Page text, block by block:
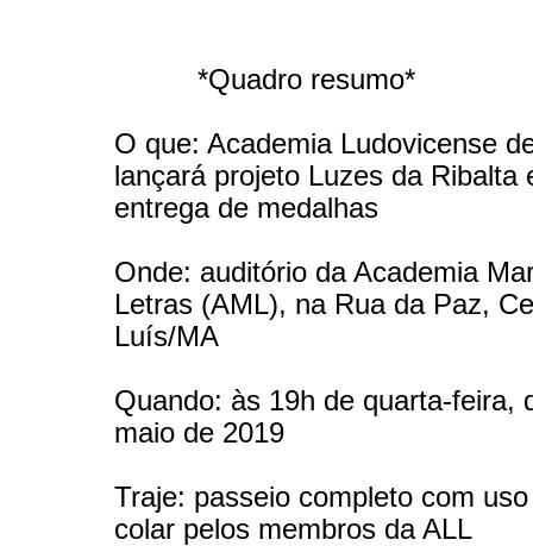
*Quadro resumo*
O que: Academia Ludovicense
lançará projeto Luzes da Ribalta
entrega de medalhas
Onde: auditório da Academia
Letras (AML), na Rua da Paz,
Luís/MA
Quando: às 19h de quarta-feira,
maio de 2019
Traje: passeio completo com
colar pelos membros da ALL